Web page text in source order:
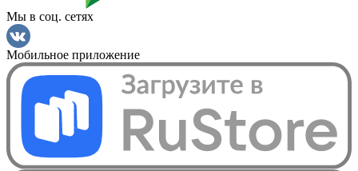
Мы в соц. сетях
Мобильное приложение